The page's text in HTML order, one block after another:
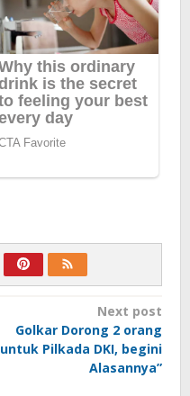
Next post
Golkar Dorong 2 orang
untuk Pilkada DKI, begini
Alasannya”